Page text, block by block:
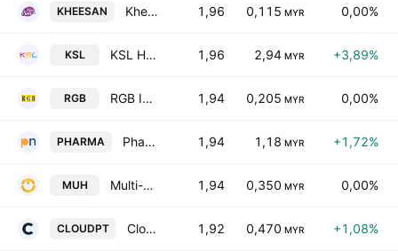
KHEESAN Khee San Bhd. 1,96 0,115 MYR 0,00%
KSL KSL Holdings Bhd. 1,96 2,94 MYR +3,89%
RGB RGB International Bhd. 1,94 0,205 MYR 0,00%
PHARMA Pharmaniaga Bhd. 1,94 1,18 MYR +1,72%
MUH Multi-Usage Holdings Bhd. 1,94 0,350 MYR 0,00%
CLOUDPT Cloudpoint Technology Bhd 1,92 0,470 MYR +1,08%